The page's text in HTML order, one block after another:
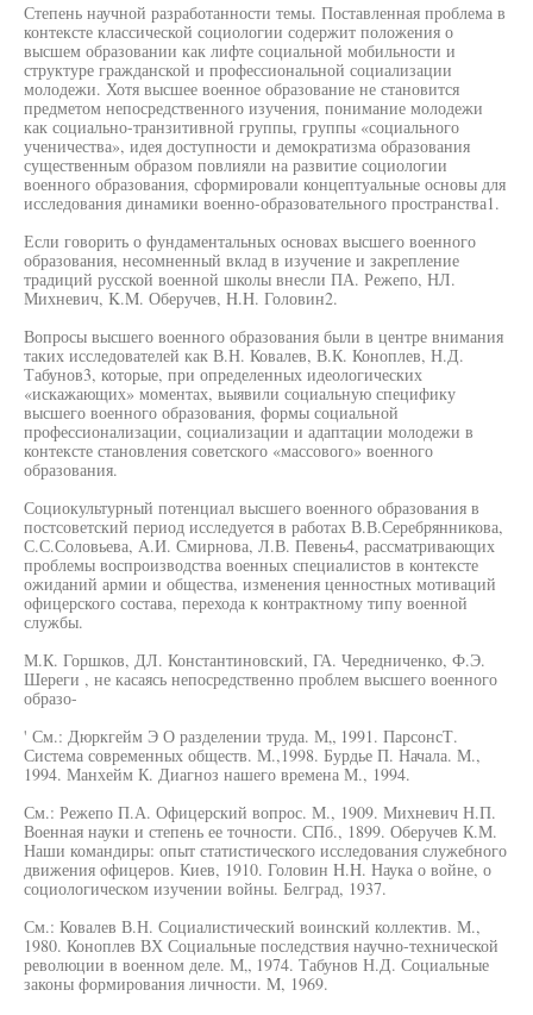
Степень научной разработанности темы. Поставленная проблема в
контексте классической социологии содержит положения о
высшем образовании как лифте социальной мобильности и
структуре гражданской и профессиональной социализации
молодежи. Хотя высшее военное образование не становится
предметом непосредственного изучения, понимание молодежи
как социально-транзитивной группы, группы «социального
ученичества», идея доступности и демократизма образования
существенным образом повлияли на развитие социологии
военного образования, сформировали концептуальные основы для
исследования динамики военно-образовательного пространства1.
Если говорить о фундаментальных основах высшего военного
образования, несомненный вклад в изучение и закрепление
традиций русской военной школы внесли ПА. Режепо, НЛ.
Михневич, K.M. Оберучев, H.H. Головин2.
Вопросы высшего военного образования были в центре внимания
таких исследователей как В.Н. Ковалев, В.К. Коноплев, Н.Д.
Табунов3, которые, при определенных идеологических
«искажающих» моментах, выявили социальную специфику
высшего военного образования, формы социальной
профессионализации, социализации и адаптации молодежи в
контексте становления советского «массового» военного
образования.
Социокультурный потенциал высшего военного образования в
постсоветский период исследуется в работах В.В.Серебрянникова,
С.С.Соловьева, А.И. Смирнова, Л.В. Певень4, рассматривающих
проблемы воспроизводства военных специалистов в контексте
ожиданий армии и общества, изменения ценностных мотиваций
офицерского состава, перехода к контрактному типу военной
службы.
М.К. Горшков, ДЛ. Константиновский, ГА. Чередниченко, Ф.Э.
Шереги , не касаясь непосредственно проблем высшего военного
образо-
' См.: Дюркгейм Э О разделении труда. М„ 1991. ПарсонсТ.
Система современных обществ. М.,1998. Бурдье П. Начала. М.,
1994. Манхейм К. Диагноз нашего времена М., 1994.
См.: Режепо П.А. Офицерский вопрос. М., 1909. Михневич Н.П.
Военная науки и степень ее точности. СПб., 1899. Оберучев К.М.
Наши командиры: опыт статистического исследования служебного
движения офицеров. Киев, 1910. Головин H.H. Наука о войне, о
социологическом изучении войны. Белград, 1937.
См.: Ковалев В.Н. Социалистический воинский коллектив. М.,
1980. Коноплев ВХ Социальные последствия научно-технической
революции в военном деле. М„ 1974. Табунов Н.Д. Социальные
законы формирования личности. M, 1969.